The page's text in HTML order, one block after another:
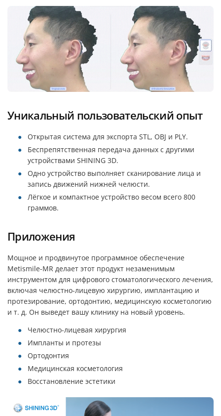
Уникальный пользовательский опыт
Открытая система для экспорта STL, OBJ и PLY.
Беспрепятственная передача данных с другими
устройствами SHINING 3D.
Одно устройство выполняет сканирование лица и
запись движений нижней челюсти.
Лёгкое и компактное устройство весом всего 800
граммов.
Приложения
Мощное и продвинутое программное обеспечение
Metismile-MR делает этот продукт незаменимым
инструментом для цифрового стоматологического лечения,
включая челюстно-лицевую хирургию, имплантацию и
протезирование, ортодонтию, медицинскую косметологию
и т. д. Он выведет вашу клинику на новый уровень.
Челюстно-лицевая хирургия
Импланты и протезы
Ортодонтия
Медицинская косметология
Восстановление эстетики